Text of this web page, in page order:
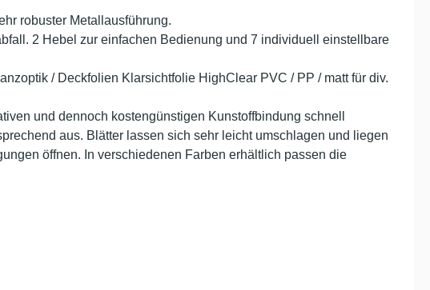
robuster Metallausführung.
2 Hebel zur einfachen Bedienung und 7 individuell einstellbare
/ Deckfolien Klarsichtfolie HighClear PVC / PP / matt für div.
und dennoch kostengünstigen Kunstoffbindung schnell
aus. Blätter lassen sich sehr leicht umschlagen und liegen
öffnen. In verschiedenen Farben erhältlich passen die